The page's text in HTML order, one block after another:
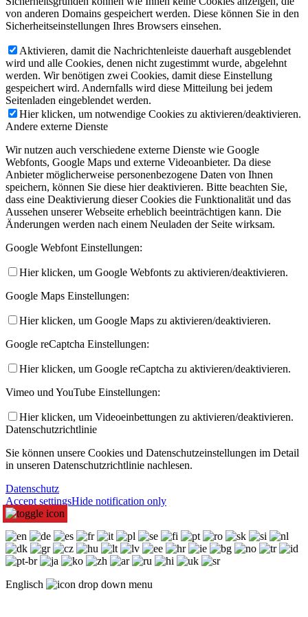
von anderen Domains gespeichert werden. Diese können Sie in den
Sicherheitseinstellungen Ihres Browsers einsehen.
Aktivieren, damit die Nachrichtenleiste dauerhaft ausgeblendet
wird und alle Cookies, denen nicht zugestimmt wurde, abgelehnt
werden. Wir benötigen zwei Cookies, damit diese Einstellung
gespeichert wird. Andernfalls wird diese Mitteilung bei jedem
Seitenladen eingeblendet werden.
Hier klicken, um notwendige Cookies zu aktivieren/deaktivieren.
Andere externe Dienste
Wir nutzen auch verschiedene externe Dienste wie Google
Webfonts, Google Maps und externe Videoanbieter. Da diese
Anbieter möglicherweise personenbezogene Daten von Ihnen
speichern, können Sie diese hier deaktivieren. Bitte beachten Sie,
dass eine Deaktivierung dieser Cookies die Funktionalität und das
Aussehen unserer Webseite erheblich beeinträchtigen kann. Die
Änderungen werden nach einem Neuladen der Seite wirksam.
Google Webfont Einstellungen:
Hier klicken, um Google Webfonts zu aktivieren/deaktivieren.
Google Maps Einstellungen:
Hier klicken, um Google Maps zu aktivieren/deaktivieren.
Google reCaptcha Einstellungen:
Hier klicken, um Google reCaptcha zu aktivieren/deaktivieren.
Vimeo und YouTube Einstellungen:
Hier klicken, um Videoeinbettungen zu aktivieren/deaktivieren.
Datenschutzrichtlinie
Sie können unsere Cookies und Datenschutzeinstellungen im Detail
in unseren Datenschutzrichtlinie nachlesen.
Datenschutz
Accept settingsHide notification only
Englisch